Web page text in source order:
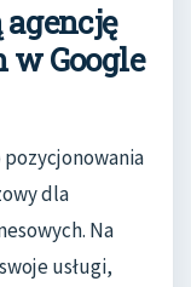
Google
dla
Na
usługi,